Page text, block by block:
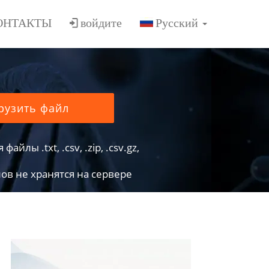
войдите
файл
.txt, .csv, .zip, .csv.gz,
не хранятся на сервере